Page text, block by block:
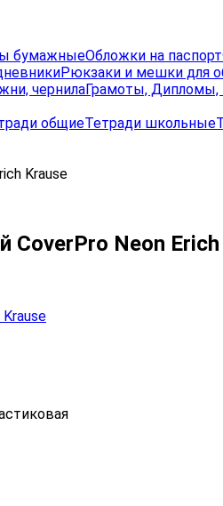
бумажныеОбложки на паспорт
Рюкзаки и мешки для
чернилаГрамоты, Дипломы,
общиеТетради школьные
Krause
CoverPrо Neon